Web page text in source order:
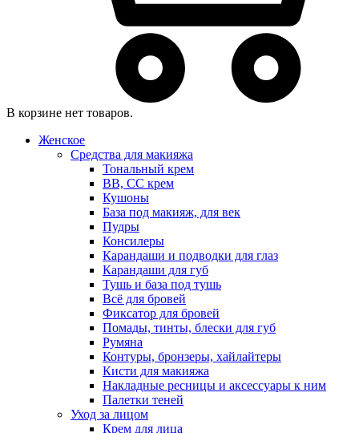
В корзине нет товаров.
Женское
Средства для макияжа
Тональный крем
BB, CC крем
Кушоны
База под макияж, для век
Пудры
Консилеры
Карандаши и подводки для глаз
Карандаши для губ
Тушь и база под тушь
Всё для бровей
Фиксатор для бровей
Помады, тинты, блески для губ
Румяна
Контуры, бронзеры, хайлайтеры
Кисти для макияжа
Накладные ресницы и аксессуары к ним
Палетки теней
Уход за лицом
Крем для лица